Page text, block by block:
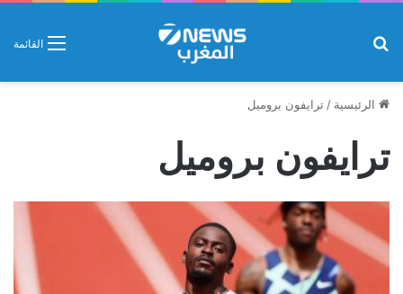
القائمة
الرئيسية / ترايفون بروميل
ترايفون بروميل